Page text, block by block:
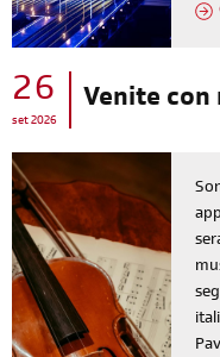
26
set 2026
Venite con